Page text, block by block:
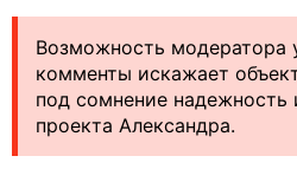
Возможность модератора
комменты искажает
под сомнение надежность
проекта Александра.